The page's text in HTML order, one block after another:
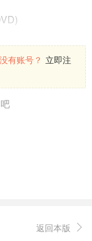
的配音版本
版本的五位主角
有账号？ 立即注
返回本版 